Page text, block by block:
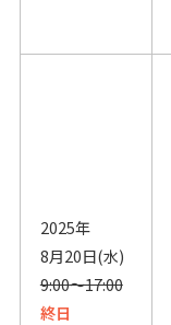
2025年
8月20日(水)
9:00～17:00
終日